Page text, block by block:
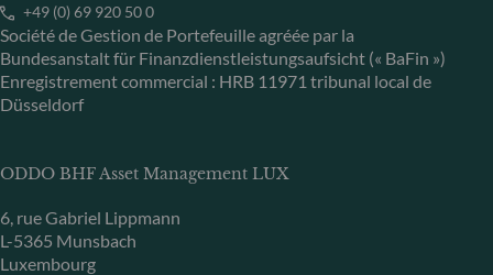
+49 (0) 69 920 50 0
Société de Gestion de Portefeuille agréée par la
Bundesanstalt für Finanzdienstleistungsaufsicht (« BaFin »)
Enregistrement commercial : HRB 11971 tribunal local de
Düsseldorf
ODDO BHF Asset Management LUX
6, rue Gabriel Lippmann
L-5365 Munsbach
Luxembourg